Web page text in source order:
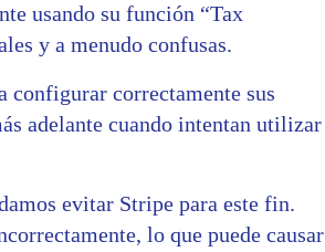
usando su función “Tax
y a menudo confusas.
configurar correctamente sus
adelante cuando intentan utilizar
evitar Stripe para este fin.
lo que puede causar